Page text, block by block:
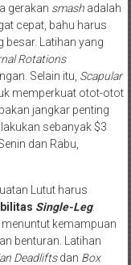
gerakan smashadalah
cepat, bahu harus
besar. Latihan yang
Rotations
Selain itu, Scapular
memperkuat otot-otot
jangkar penting
sebanyak $3
dan Rabu,
Lutut harus
Single-Leg.
kemampuan
benturan. Latihan
Deadliftsdan Box